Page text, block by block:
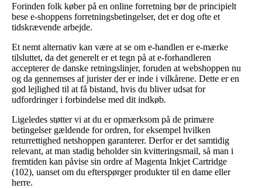
Forinden folk køber på en online forretning bør de principielt
bese e-shoppens forretningsbetingelser, det er dog ofte et
tidskrævende arbejde.
Et nemt alternativ kan være at se om e-handlen er e-mærke
tilsluttet, da det generelt er et tegn på at e-forhandleren
accepterer de danske retningslinjer, foruden at webshoppen nu
og da gennemses af jurister der er inde i vilkårene. Dette er en
god lejlighed til at få bistand, hvis du bliver udsat for
udfordringer i forbindelse med dit indkøb.
Ligeledes støtter vi at du er opmærksom på de primære
betingelser gældende for ordren, for eksempel hvilken
returrettighed netshoppen garanterer. Derfor er det samtidig
relevant, at man stadig beholder sin kvitteringsmail, så man i
fremtiden kan påvise sin ordre af Magenta Inkjet Cartridge
(102), uanset om du efterspørger produkter til en dame eller
herre.